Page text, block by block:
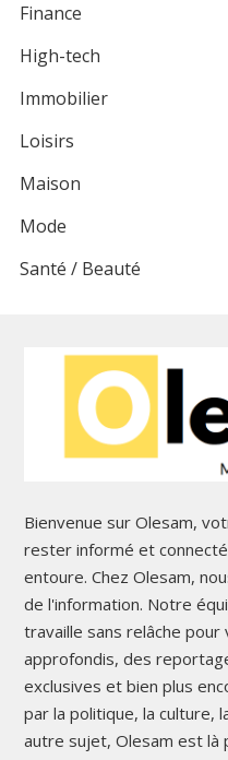
Finance
High-tech
Immobilier
Loisirs
Maison
Mode
Santé / Beauté
Bienvenue sur Olesam,
rester informé et
entoure. Chez Olesam,
de l'information. Notre
travaille sans relâche
approfondis, des
exclusives et bien plus
par la politique, la culture,
autre sujet, Olesam est là